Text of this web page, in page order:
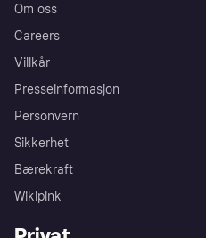
Om oss
Careers
Villkår
Presseinformasjon
Personvern
Sikkerhet
Bærekraft
Wikipink